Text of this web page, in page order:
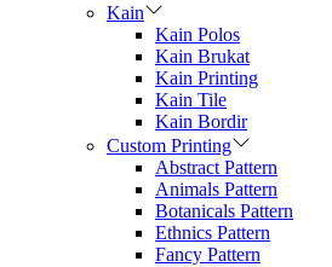
Kain
Kain Polos
Kain Brukat
Kain Printing
Kain Tile
Kain Bordir
Custom Printing
Abstract Pattern
Animals Pattern
Botanicals Pattern
Ethnics Pattern
Fancy Pattern